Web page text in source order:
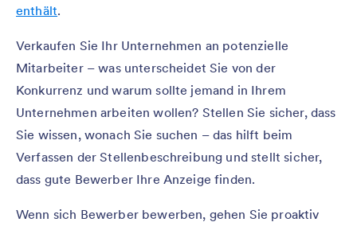
enthält.
Verkaufen Sie Ihr Unternehmen an potenzielle
Mitarbeiter – was unterscheidet Sie von der
Konkurrenz und warum sollte jemand in Ihrem
Unternehmen arbeiten wollen? Stellen Sie sicher, dass
Sie wissen, wonach Sie suchen – das hilft beim
Verfassen der Stellenbeschreibung und stellt sicher,
dass gute Bewerber Ihre Anzeige finden.
Wenn sich Bewerber bewerben, gehen Sie proaktiv